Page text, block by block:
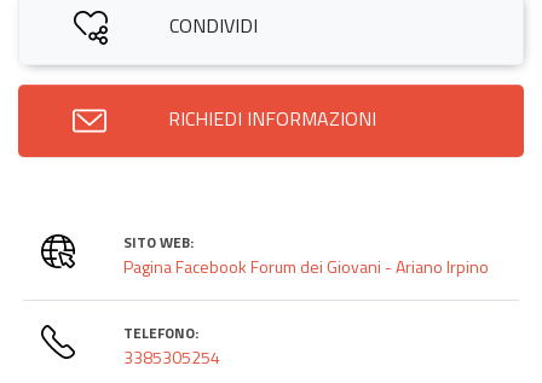
CONDIVIDI
RICHIEDI INFORMAZIONI
SITO WEB:
Pagina Facebook Forum dei Giovani - Ariano Irpino
TELEFONO:
3385305254